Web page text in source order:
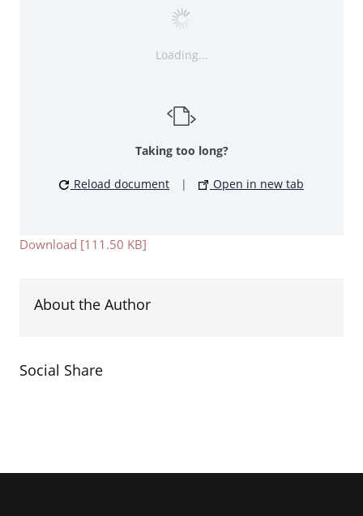
Loading...
Taking too long?
Reload document | Open in new tab
Download [111.50 KB]
About the Author
Social Share